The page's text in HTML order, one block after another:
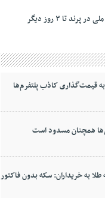
قیمت‌گذاری کاذب پلتفرم‌ها
همچنان مسدود است
طلا به خریداران: سکه بدون فاکتور